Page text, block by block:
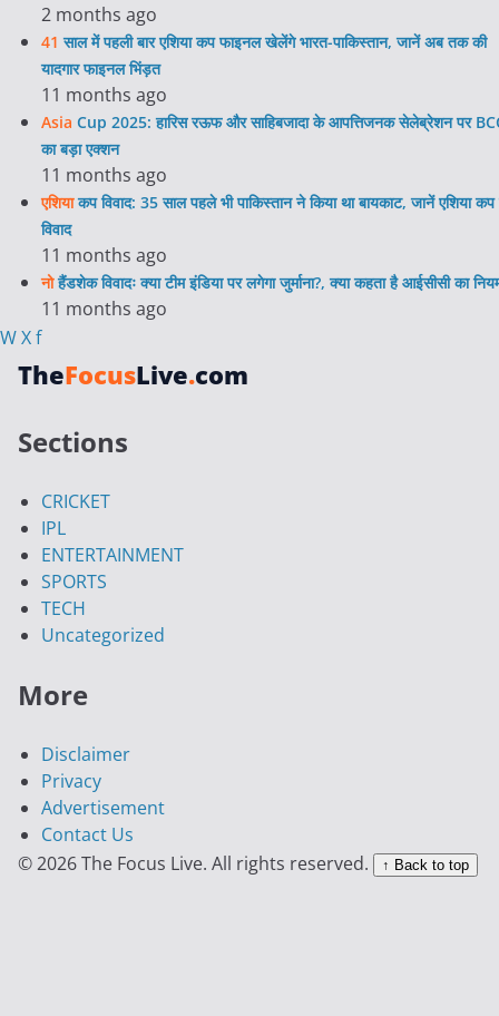
2 months ago
41 साल में पहली बार एशिया कप फाइनल खेलेंगे भारत-पाकिस्तान, जानें अब तक की
यादगार फाइनल भिंड़त
11 months ago
Asia Cup 2025: हारिस रऊफ और साहिबजादा के आपत्तिजनक सेलेब्रेशन पर
का बड़ा एक्शन
11 months ago
एशियाकप विवाद: 35 साल पहले भी पाकिस्तान ने किया था बायकाट, जानें एशिया
विवाद
11 months ago
नोहैंडशेक विवादः क्या टीम इंडिया पर लगेगा जुर्माना?, क्या कहता है आईसीसी का
11 months ago
WXf
TheFocusLive.com
Sections
CRICKET
IPL
ENTERTAINMENT
SPORTS
TECH
Uncategorized
More
Disclaimer
Privacy
Advertisement
Contact Us
© 2026 The Focus Live. All rights reserved.
↑ Back to top